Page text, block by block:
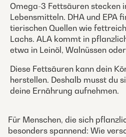
Omega-3 Fettsäuren stecken
Lebensmitteln. DHA und EPA
tierischen Quellen wie
Lachs. ALA kommt in
etwa in Leinöl, Walnüssen
Diese Fettsäuren kann dein
herstellen. Deshalb musst du
deine Ernährung aufnehmen.
Für Menschen, die sich
besonders spannend: Wie